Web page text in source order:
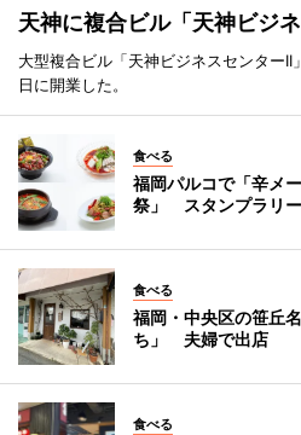
天神に複合ビル「天神ビジ
大型複合ビル「天神ビジネスセンター
日に開業した。
食べる
福岡パルコで「辛メ
祭」 スタンプラリ
食べる
福岡・中央区の笹丘
ち」 夫婦で出店
食べる